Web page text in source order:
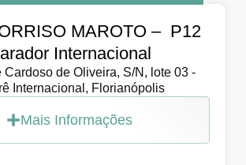
MAROTO – P12
Internacional
Cardoso de Oliveira, S/N, lote 03 -
Internacional, Florianópolis
Mais Informações